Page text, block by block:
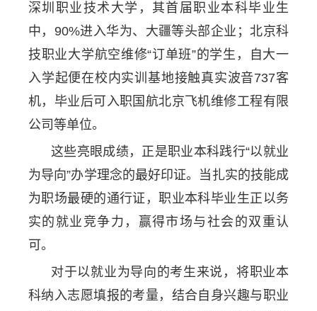
深圳职业技术大学，其首届职业本科毕业生
中，90%进入华为、大疆等头部企业；北京科
技职业大学航空维修“订单班”的学生，自大一
入学起便在校内实训基地接触真实波音737客
机，毕业后可入职国航北京飞机维修工程有限
公司等单位。
这些亮眼成绩，正是职业本科践行“以就业
为导向”办学理念的最好印证。当扎实的技能成
为职场最硬的通行证，职业本科毕业生正以务
实的就业竞争力，赢得市场与社会的双重认
可。
对于以就业为导向的考生来说，将职业本
科纳入志愿填报的考量，结合自身兴趣与职业